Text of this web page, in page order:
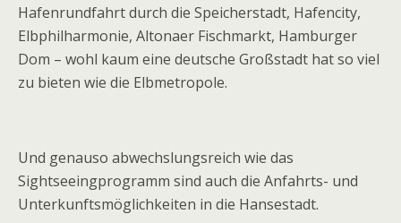
Hafenrundfahrt durch die Speicherstadt, Hafencity,
Elbphilharmonie, Altonaer Fischmarkt, Hamburger
Dom – wohl kaum eine deutsche Großstadt hat so viel
zu bieten wie die Elbmetropole.
Und genauso abwechslungsreich wie das
Sightseeingprogramm sind auch die Anfahrts- und
Unterkunftsmöglichkeiten in die Hansestadt.